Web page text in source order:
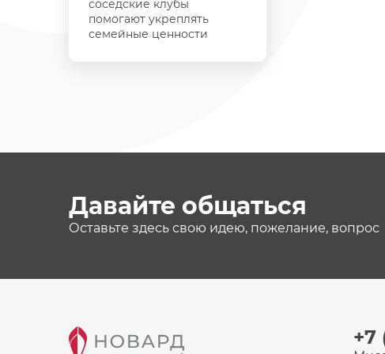
соседские клубы
помогают укреплять
семейные ценности
Давайте общаться
Оставьте здесь свою идею, пожелание, вопрос
+7